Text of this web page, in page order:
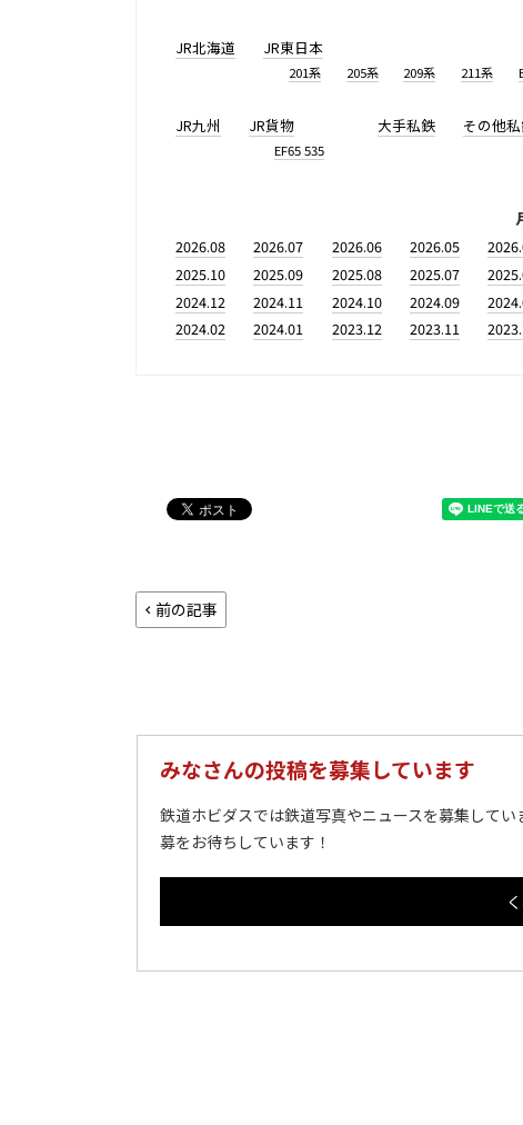
JR北海道 JR東日本
201系 205系 209系 211系
JR九州 JR貨物
EF65 535
大手私鉄 その他
2026.08 2026.07 2026.06 2026.05
2025.10
2025.09 2025.08 2025.07
2024.12
2024.11 2024.10 2024.09
2024.02
2024.01 2023.12 2023.11
前の記事
みなさんの投稿を募集しています
鉄道ホビダスでは鉄道写真やニュースを募集して
募をお待ちしています！